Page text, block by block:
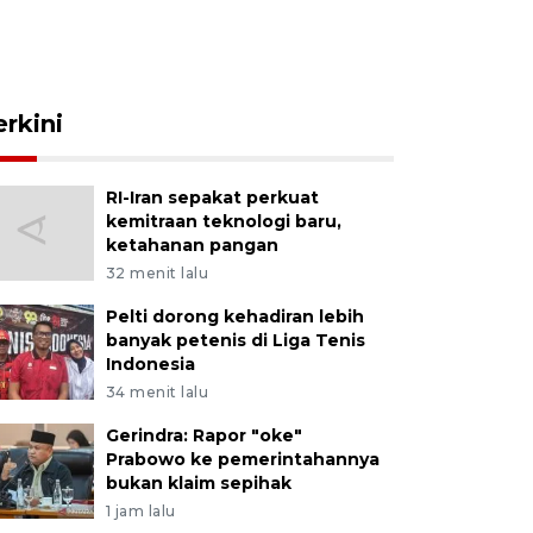
RI-Iran sepakat perkuat
kemitraan teknologi baru,
ketahanan pangan
32 menit lalu
Pelti dorong kehadiran lebih
banyak petenis di Liga Tenis
Indonesia
34 menit lalu
Gerindra: Rapor "oke"
Prabowo ke pemerintahannya
bukan klaim sepihak
1 jam lalu